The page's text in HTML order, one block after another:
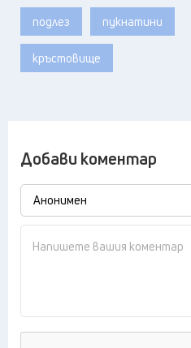
подлез пукнатини
кръстовище
Добави коментар